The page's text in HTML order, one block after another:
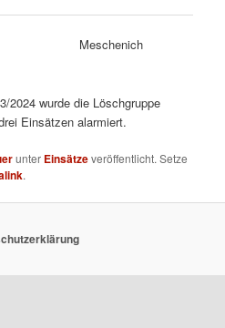
Meschenich
2024 wurde die Löschgruppe
Einsätzen alarmiert.
unter Einsätzeveröffentlicht. Setze
.